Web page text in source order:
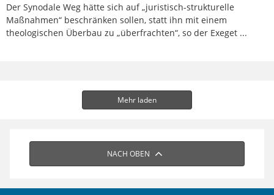
Der Synodale Weg hätte sich auf „juristisch-strukturelle
Maßnahmen“ beschränken sollen, statt ihn mit einem
theologischen Überbau zu „überfrachten“, so der Exeget ...
Mehr laden
NACH OBEN